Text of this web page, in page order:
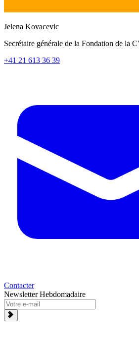
Jelena Kovacevic
Secrétaire générale de la Fondation de la
+41 21 613 36 39
Contacter
Newsletter Hebdomadaire